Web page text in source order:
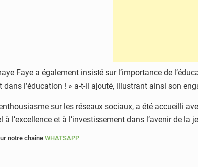
Faye a également insisté sur l’importance de
l’éducation ! » a-t-il ajouté, illustrant ainsi son
sur les réseaux sociaux, a été accueilli
l’excellence et à l’investissement dans l’avenir de la
notre chaîne WHATSAPP